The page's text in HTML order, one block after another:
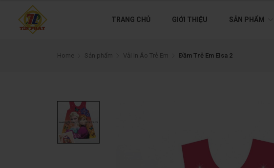
TRANG CHỦ GIỚI THIỆU SẢN PHẨM
Home Sản phẩm Vải In Áo Trẻ Em Đầm Trẻ Em Elsa 2